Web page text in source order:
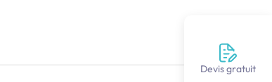
Devis gratuit